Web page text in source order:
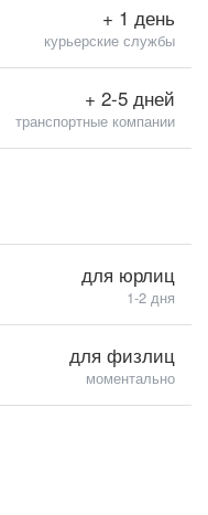
+ 1 день
курьерские службы
+ 2-5 дней
транспортные компании
для юрлиц
1-2 дня
для физлиц
моментально